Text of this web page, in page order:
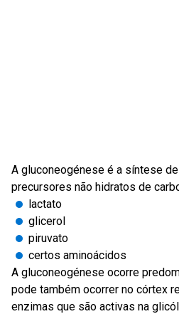
A gluconeogénese é a síntese
precursores não hidratos de
lactato
glicerol
piruvato
certos aminoácidos
A gluconeogénese ocorre
pode também ocorrer no córtex
enzimas que são activas na